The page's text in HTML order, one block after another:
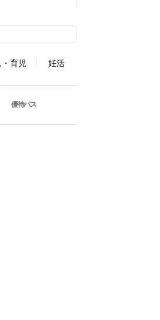
育児 妊活
優待パス